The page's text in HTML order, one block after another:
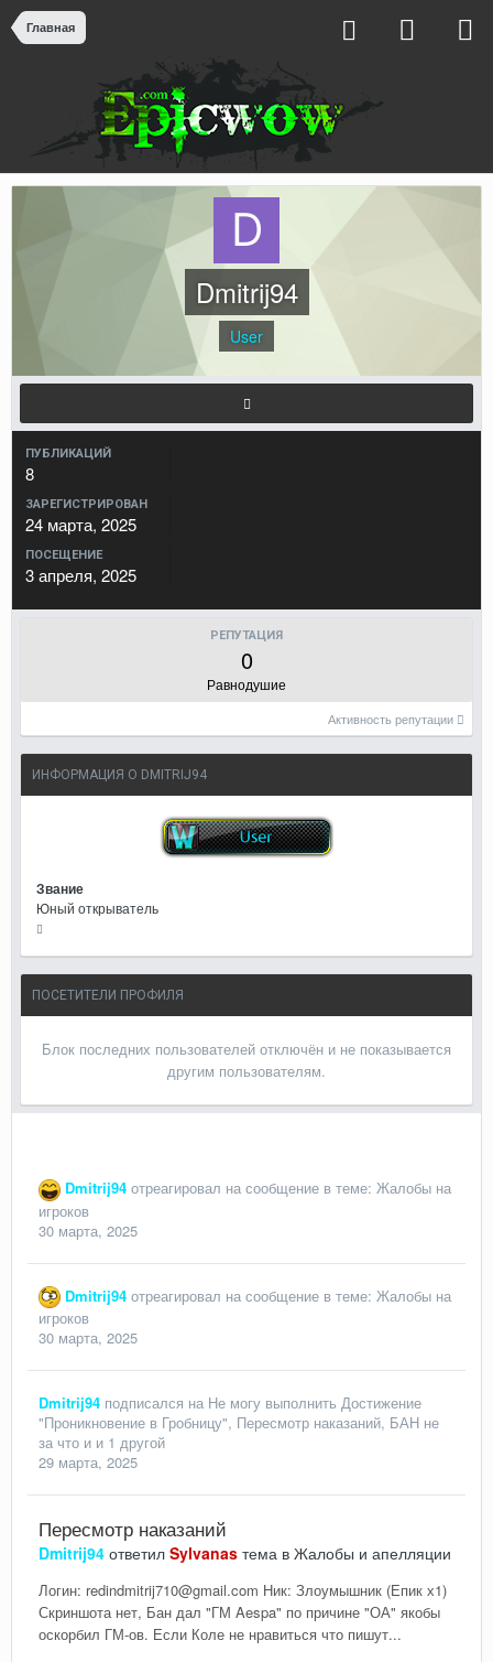
Главная
Dmitrij94
User
ПУБЛИКАЦИЙ
8
ЗАРЕГИСТРИРОВАН
24 марта, 2025
ПОСЕЩЕНИЕ
3 апреля, 2025
РЕПУТАЦИЯ
0
Равнодушие
Активность репутации
ИНФОРМАЦИЯ О DMITRIJ94
Звание
Юный открыватель
ПОСЕТИТЕЛИ ПРОФИЛЯ
Блок последних пользователей отключён и не показывается
другим пользователям.
Dmitrij94 отреагировал на сообщение в теме: Жалобы на
игроков
30 марта, 2025
Dmitrij94 отреагировал на сообщение в теме: Жалобы на
игроков
30 марта, 2025
Dmitrij94 подписался на Не могу выполнить Достижение
"Проникновение в Гробницу", Пересмотр наказаний, БАН не
за что и и 1 другой
29 марта, 2025
Пересмотр наказаний
Dmitrij94 ответил Sylvanas тема в Жалобы и апелляции
Логин: redindmitrij710@gmail.com Ник: Злоумышник (Епик х1)
Скриншота нет, Бан дал "ГМ Aespa" по причине "ОА" якобы
оскорбил ГМ-ов. Если Коле не нравиться что пишут...